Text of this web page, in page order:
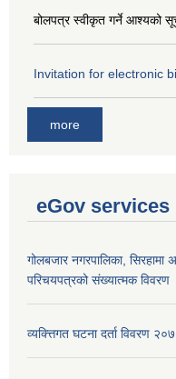
बोलपत्र स्वीकृत गर्ने आश्यको
Invitation for electronic
more
eGov services
गोलबजार नगरपालिका, सिरहामा
परिचयपत्रको संख्यात्मक विवरण
व्यक्त्तिगत घटना दर्ता विवरण